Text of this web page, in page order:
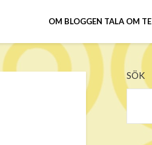
OM BLOGGEN TALA OM TE
SÖK